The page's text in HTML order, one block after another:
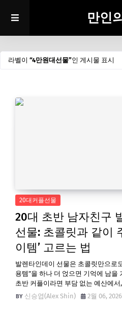
만인
라벨이 4만원대선물 인 게시물 표시
20대커플선물
20대 초반 남자친구
선물: 초콜릿과 같이
이템’ 고르는 법
발렌타인데이 선물은 초콜릿만으로
용템”을 하나 더 얹으면 기억에 남을
초반 커플이라면 부담 없는 예산에
신승엽(Alex Shin)
2월 06, 2026